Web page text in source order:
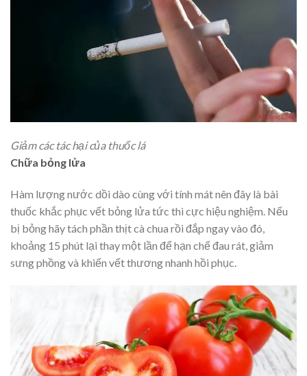
Giảm các tác hại của thuốc lá
Chữa bỏng lửa
Hàm lượng nước dồi dào cùng với tính mát nên đây là bài
thuốc khắc phục vết bỏng lửa tức thì cực hiệu nghiệm. Nếu
bị bỏng hãy tách phần thịt cà chua rồi đắp ngay vào đó,
khoảng 15 phút lại thay một lần để hạn chế đau rát, giảm
sưng phồng và khiến vết thương nhanh hồi phục.